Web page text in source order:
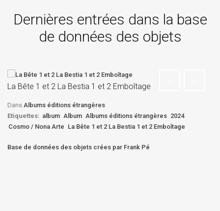
Dernières entrées dans la base
de données des objets
La Bête 1 et 2 La Bestia 1 et 2 Emboîtage
Dans Albums éditions étrangères
Etiquettes: album Album Albums éditions étrangères 2024
Cosmo / Nona Arte La Bête 1 et 2 La Bestia 1 et 2 Emboîtage
Base de données des objets crées par Frank Pé